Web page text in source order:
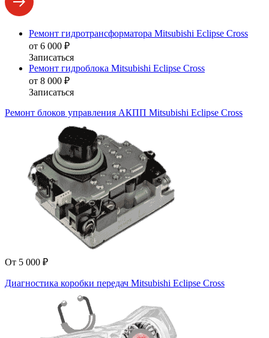
Ремонт гидротрансформатора Mitsubishi Eclipse Cross
от 6 000 ₽
Записаться
Ремонт гидроблока Mitsubishi Eclipse Cross
от 8 000 ₽
Записаться
Ремонт блоков управления АКПП Mitsubishi Eclipse Cross
От 5 000 ₽
Диагностика коробки передач Mitsubishi Eclipse Cross